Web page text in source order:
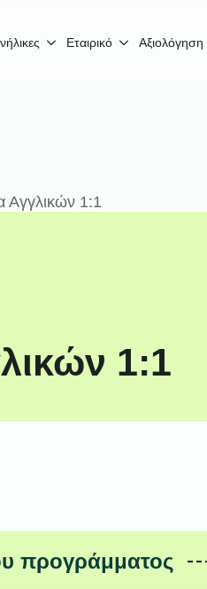
Εταιρικό Αξιολόγηση
Αγγλικών 1:1
1:1
προγράμματος